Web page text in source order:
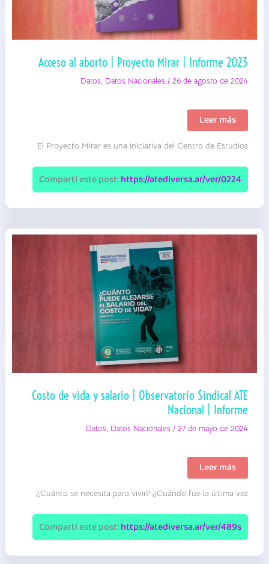
Acceso al aborto | Proyecto Mirar | Informe 2023
Datos, Datos Nacionales /26 de agosto de 2024
Acceso
al
aborto
|
Mirar
|
Informe
2023
Leer más
El Proyecto Mirar es una iniciativa del Centro de Estudios
Compartí este post:https://atediversa.ar/ver/0224
Costo de vida y salario | Observatorio Sindical ATE
Nacional | Informe
Datos, Datos Nacionales /27 de mayo de 2024
Costo
de
vida
y
|
Observatorio
Sindical
ATE
Nacional
Leer más
¿Cuánto se necesita para vivir? ¿Cuándo fue la última vez
Compartí este post:https://atediversa.ar/ver/489s